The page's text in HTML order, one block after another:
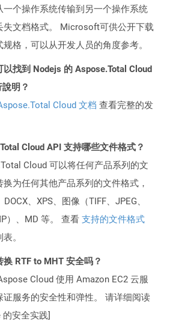
一个操作系统传输到另一个操作系统
失文档格式。 Microsoft可供公开下载
规格，可以从开发人员的角度参考。
以找到 Nodejs 的 Aspose.Total Cloud
明？
Cloud 文档 查看完整的发
Cloud API 支持哪些文件格式？
Cloud 可以将任何产品系列的文
换为任何其他产品系列的文件格式，
DOCX、XPS、图像（TIFF、JPEG、
）、MD 等。 查看 支持的文件格式
。
换 RTF to MHT 安全吗？
Cloud 使用 Amazon EC2 云服
证服务的安全性和弹性。 请详细阅读
的安全实践]